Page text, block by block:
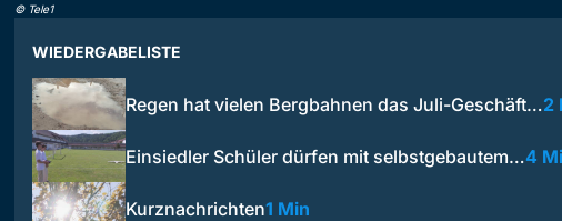
© Tele1
WIEDERGABELISTE
Regen hat vielen Bergbahnen das Juli-Geschäft…2
Einsiedler Schüler dürfen mit selbstgebautem…4
Kurznachrichten1 Min